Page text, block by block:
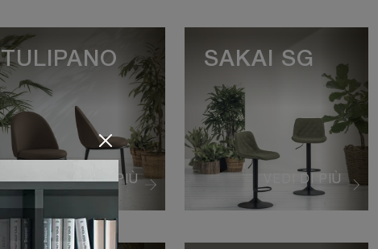
VEDI DI PIÙ
TULIPANO
VEDI DI PIÙ
SAKAI SG